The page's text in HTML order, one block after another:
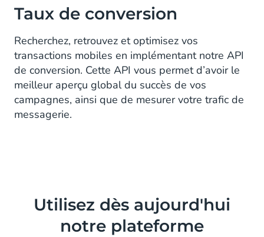
Taux de conversion
Recherchez, retrouvez et optimisez vos
transactions mobiles en implémentant notre API
de conversion. Cette API vous permet d’avoir le
meilleur aperçu global du succès de vos
campagnes, ainsi que de mesurer votre trafic de
messagerie.
Utilisez dès aujourd'hui
notre plateforme